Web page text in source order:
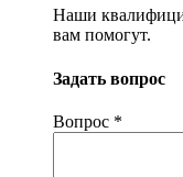
Наши
вам помогут.
Задать вопрос
Вопрос *